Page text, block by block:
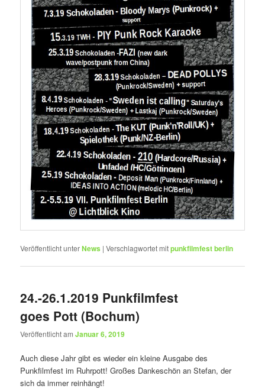
Veröffentlicht unterNews |Verschlagwortet mitpunkfilmfest berlin
24.-26.1.2019 Punkfilmfest
goes Pott (Bochum)
Veröffentlicht amJanuar 6, 2019
Auch diese Jahr gibt es wieder ein kleine Ausgabe des
Punkfilmfest im Ruhrpott! Großes Dankeschön an Stefan, der
sich da immer reinhängt!